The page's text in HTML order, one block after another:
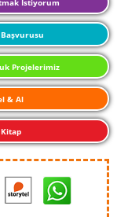
Projelerimiz
& Al
Kitap